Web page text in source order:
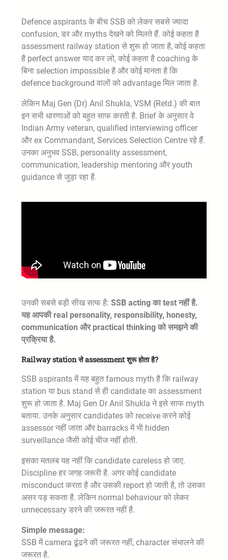
Defence aspirants के बीच SSB को लेकर सबसे ज्यादा
confusion, डर और myths देखने को मिलते हैं. कोई कहता है
assessment railway station से शुरू हो जाता है, कोई कहता
है perfect answer याद कर लो, कोई कहता है coaching के
बिना selection impossible है और कोई मानता है कि
defence background वालों को advantage मिल जाता है.
लेकिन Maj Gen (Dr) Anil Shukla, VSM (Retd.) की बात
इन सभी धारणाओं को बहुत साफ करती है. Brief के अनुसार वे
Indian Army veteran, qualified interviewing officer
और ex Commandant, Services Selection Centre रहे हैं.
उनका अनुभव SSB, personality assessment,
communication, leadership mentoring और youth
guidance से जुड़ा रहा है.
उनकी सबसे बड़ी सीख साफ है: SSB acting का test नहीं है.
यह आपकी real personality, responsibility, honesty,
communication और practical thinking को समझने की
प्रक्रिया है.
Railway station से assessment शुरू होता है?
SSB aspirants में यह बहुत famous myth है कि railway
station या bus stand से ही candidate का assessment
शुरू हो जाता है. Maj Gen Dr Anil Shukla ने इसे साफ myth
बताया. उनके अनुसार candidates को receive करने कोई
assessor नहीं जाता और barracks में भी hidden
surveillance जैसी कोई चीज नहीं होती.
इसका मतलब यह नहीं कि candidate careless हो जाए.
Discipline हर जगह जरूरी है. अगर कोई candidate
misconduct करता है और उसकी report हो जाती है, तो उसका
असर पड़ सकता है. लेकिन normal behaviour को लेकर
unnecessary डरने की जरूरत नहीं है.
Simple message:
SSB में camera ढूंढने की जरूरत नहीं, character संभालने की
जरूरत है.